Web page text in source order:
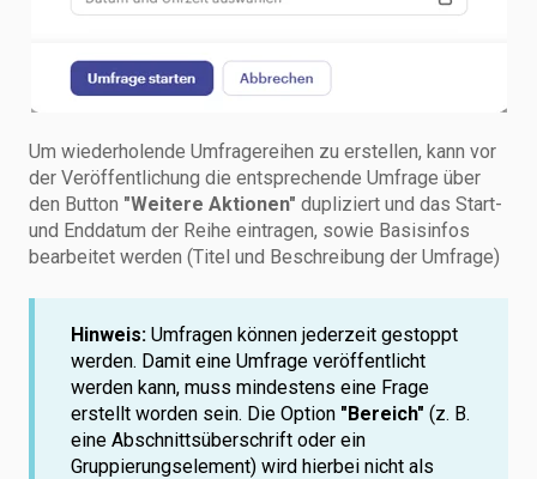
Um wiederholende Umfragereihen zu erstellen, kann vor
der Veröffentlichung die entsprechende Umfrage über
den Button "Weitere Aktionen" dupliziert und das Start-
und Enddatum der Reihe eintragen, sowie Basisinfos
bearbeitet werden (Titel und Beschreibung der Umfrage)
Hinweis: Umfragen können jederzeit gestoppt
werden. Damit eine Umfrage veröffentlicht
werden kann, muss mindestens eine Frage
erstellt worden sein. Die Option "Bereich" (z. B.
eine Abschnittsüberschrift oder ein
Gruppierungselement) wird hierbei nicht als